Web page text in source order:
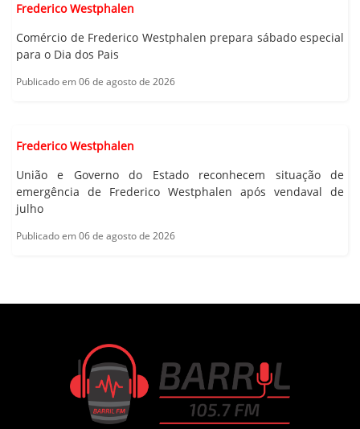
Frederico Westphalen
Comércio de Frederico Westphalen prepara sábado especial
para o Dia dos Pais
Publicado em 06 de agosto de 2026
Frederico Westphalen
União e Governo do Estado reconhecem situação de
emergência de Frederico Westphalen após vendaval de
julho
Publicado em 06 de agosto de 2026